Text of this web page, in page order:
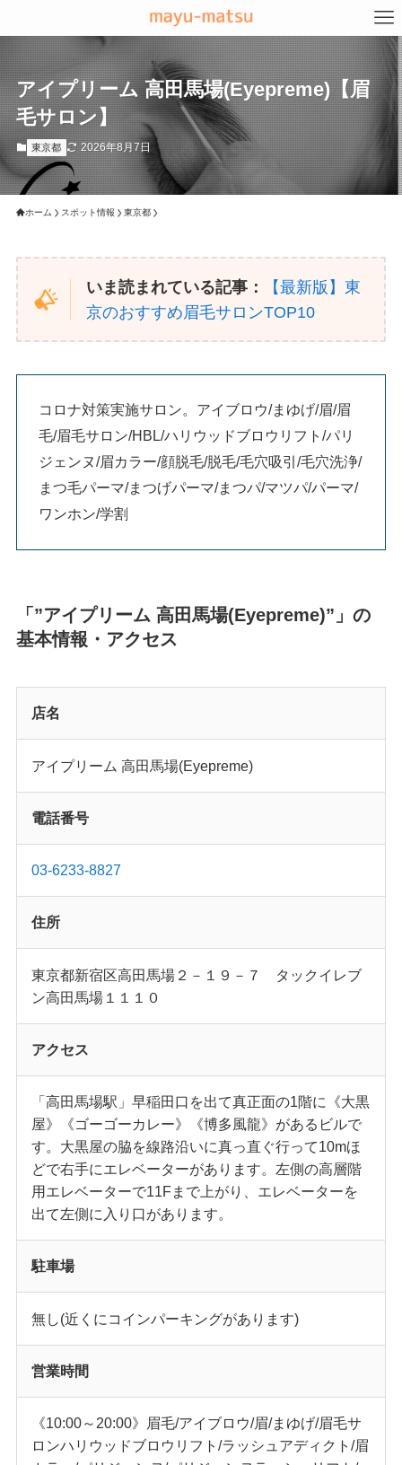
アイプリーム 高田馬場(Eyepreme)【眉
毛サロン】
東京都 2026年8月7日
ホーム スポット情報 東京都
いま読まれている記事：
【最新版】東
京のおすすめ眉毛サロンTOP10
コロナ対策実施サロン。アイブロウ/まゆげ/眉/眉
毛/眉毛サロン/HBL/ハリウッドブロウリフト/パリ
ジェンヌ/眉カラー/顔脱毛/脱毛/毛穴吸引/毛穴洗浄/
まつ毛パーマ/まつげパーマ/まつパ/マツパ/パーマ/
ワンホン/学割
「”アイプリーム 高田馬場(Eyepreme)”」の
基本情報・アクセス
店名
アイプリーム 高田馬場(Eyepreme)
電話番号
03-6233-8827
住所
東京都新宿区高田馬場２－１９－７ タックイレブ
ン高田馬場１１１０
アクセス
「高田馬場駅」早稲田口を出て真正面の1階に《大黒
屋》《ゴーゴーカレー》《博多風龍》があるビルで
す。大黒屋の脇を線路沿いに真っ直ぐ行って10mほ
どで右手にエレベーターがあります。左側の高層階
用エレベーターで11Fまで上がり、エレベーターを
出て左側に入り口があります。
駐車場
無し(近くにコインパーキングがあります)
営業時間
《10:00～20:00》眉毛/アイブロウ/眉/まゆげ/眉毛サ
ロンハリウッドブロウリフト/ラッシュアディクト/眉